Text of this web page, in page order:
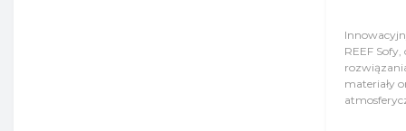
REEF
materiały